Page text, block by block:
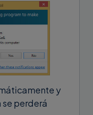
y
se perderá